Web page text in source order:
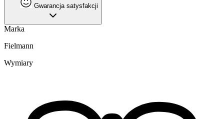
Gwarancja satysfakcji
Marka
Fielmann
Wymiary